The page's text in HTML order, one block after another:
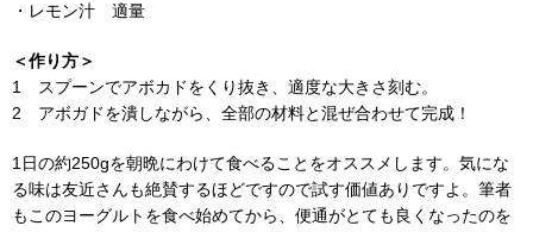
・レモン汁 適量
＜作り方＞
1 スプーンでアボカドをくり抜き、適度な大きさ刻む。
2 アボガドを潰しながら、全部の材料と混ぜ合わせて完成！
1日の約250gを朝晩にわけて食べることをオススメします。気にな
る味は友近さんも絶賛するほどですので試す価値ありですよ。筆者
もこのヨーグルトを食べ始めてから、便通がとても良くなったのを